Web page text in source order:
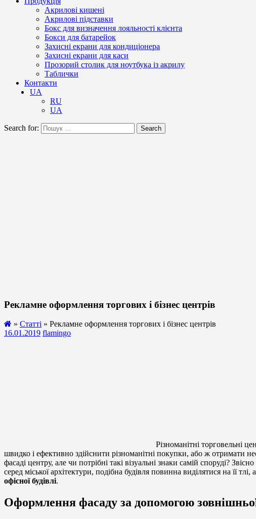
Акрилові кишені
Акрилові підставки
Бокс для визначення лояльності клієнта
Бокси для батарейок
Захисні екрани для кондиціонера
Захисні екрани для каси
Прозорий столик для ноутбука із акрилу
Таблички
Контакти
UA
RU
UA
Search for: Search
Рекламне оформлення торгових і бізнес центрів
» Статті » Рекламне оформлення торгових і бізнес центрів
16.01.2019 flamingo
Різноманітні торговельні
швидко і ефективно здійснити різноманітні покупки, або ж отримати
фасаді центру, але чи потрібні такі візуальні знаки самій споруді?
серед міської архітектури, подібна будівля повинна виділятися на її
офісної будівлі.
Оформлення фасаду за допомогою